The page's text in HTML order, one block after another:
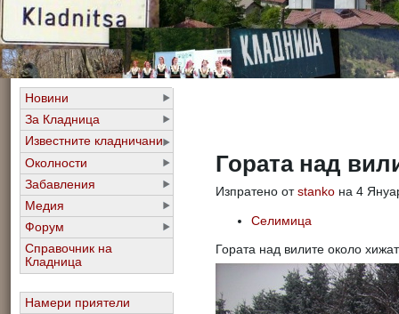
Новини
За Кладница
Известните кладничани
Околности
Забавления
Медия
Форум
Справочник на
Кладница
Намери приятели
Гората над
Изпратено отstanko на 4
Селимица
Гората над вилите около